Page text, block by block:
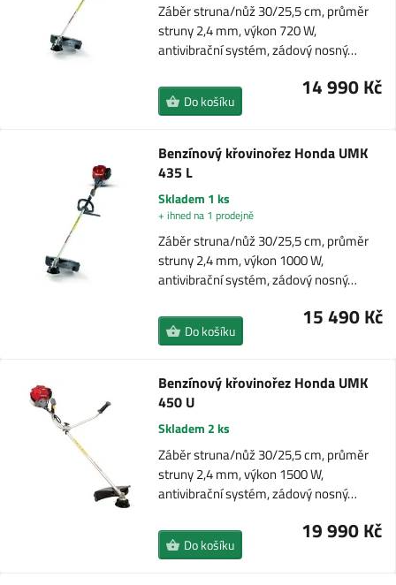
Záběr struna/nůž 30/25,5 cm, průměr
struny 2,4 mm, výkon 720 W,
antivibrační systém, zádový nosný…
14 990 Kč
Do košíku
Benzínový křovinořez Honda UMK
435 L
Skladem 1 ks
+ ihned na 1 prodejně
Záběr struna/nůž 30/25,5 cm, průměr
struny 2,4 mm, výkon 1000 W,
antivibrační systém, zádový nosný…
15 490 Kč
Do košíku
Benzínový křovinořez Honda UMK
450 U
Skladem 2 ks
Záběr struna/nůž 30/25,5 cm, průměr
struny 2,4 mm, výkon 1500 W,
antivibrační systém, zádový nosný…
19 990 Kč
Do košíku